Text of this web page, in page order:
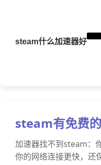
steam什么加速器好
steam有免费
加速器找不到steam：
你的网络连接更快，还